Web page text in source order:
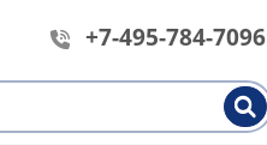
+7-495-784-7096